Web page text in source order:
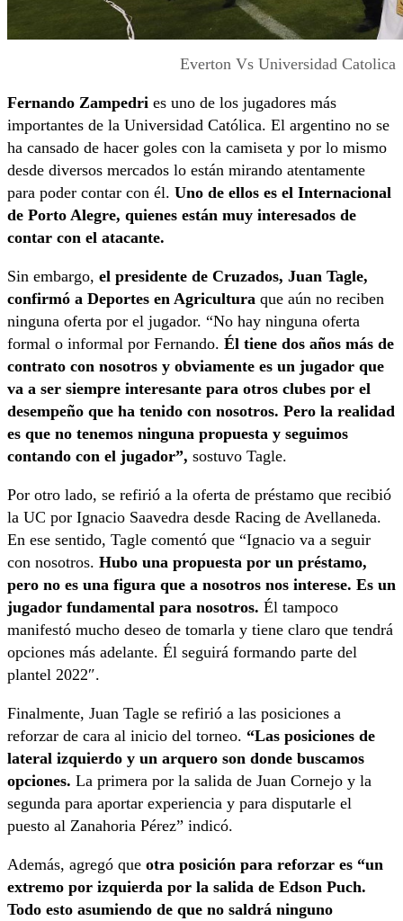
Everton Vs Universidad Catolica
Fernando Zampedri es uno de los jugadores más
importantes de la Universidad Católica. El argentino no se
ha cansado de hacer goles con la camiseta y por lo mismo
desde diversos mercados lo están mirando atentamente
para poder contar con él. Uno de ellos es el Internacional
de Porto Alegre, quienes están muy interesados de
contar con el atacante.
Sin embargo, el presidente de Cruzados, Juan Tagle,
confirmó a Deportes en Agricultura que aún no reciben
ninguna oferta por el jugador. “No hay ninguna oferta
formal o informal por Fernando. Él tiene dos años más de
contrato con nosotros y obviamente es un jugador que
va a ser siempre interesante para otros clubes por el
desempeño que ha tenido con nosotros. Pero la realidad
es que no tenemos ninguna propuesta y seguimos
contando con el jugador”, sostuvo Tagle.
Por otro lado, se refirió a la oferta de préstamo que recibió
la UC por Ignacio Saavedra desde Racing de Avellaneda.
En ese sentido, Tagle comentó que “Ignacio va a seguir
con nosotros. Hubo una propuesta por un préstamo,
pero no es una figura que a nosotros nos interese. Es un
jugador fundamental para nosotros. Él tampoco
manifestó mucho deseo de tomarla y tiene claro que tendrá
opciones más adelante. Él seguirá formando parte del
plantel 2022″.
Finalmente, Juan Tagle se refirió a las posiciones a
reforzar de cara al inicio del torneo. “Las posiciones de
lateral izquierdo y un arquero son donde buscamos
opciones. La primera por la salida de Juan Cornejo y la
segunda para aportar experiencia y para disputarle el
puesto al Zanahoria Pérez” indicó.
Además, agregó que otra posición para reforzar es “un
extremo por izquierda por la salida de Edson Puch.
Todo esto asumiendo de que no saldrá ninguno